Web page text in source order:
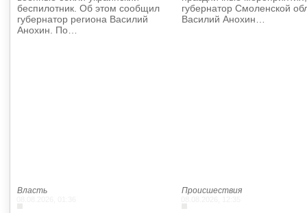
беспилотник. Об этом сообщил
губернатор региона Василий
Анохин. По…
губернатор Смоленской
Василий Анохин…
Власть Происшествия